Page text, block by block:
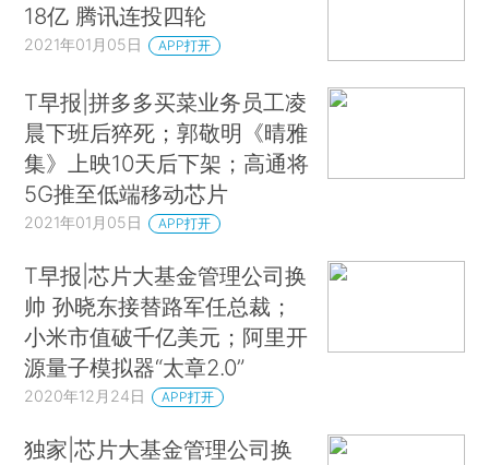
18亿 腾讯连投四轮
2021年01月05日 APP打开
T早报|拼多多买菜业务员工凌
晨下班后猝死；郭敬明《晴雅
集》上映10天后下架；高通将
5G推至低端移动芯片
2021年01月05日 APP打开
T早报|芯片大基金管理公司换
帅 孙晓东接替路军任总裁；
小米市值破千亿美元；阿里开
源量子模拟器“太章2.0”
2020年12月24日 APP打开
独家|芯片大基金管理公司换